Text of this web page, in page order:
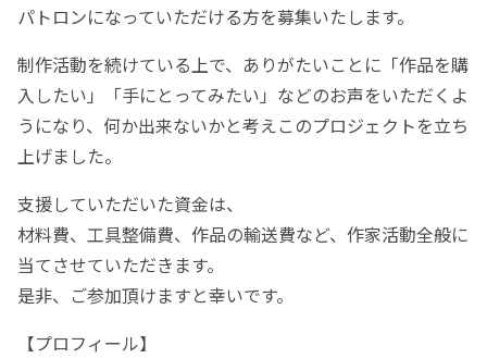
パトロンになっていただける方を募集いたします。
制作活動を続けている上で、ありがたいことに「作品を購
入したい」「手にとってみたい」などのお声をいただくよ
うになり、何か出来ないかと考えこのプロジェクトを立ち
上げました。
支援していただいた資金は、
材料費、工具整備費、作品の輸送費など、作家活動全般に
当てさせていただきます。
是非、ご参加頂けますと幸いです。
【プロフィール】